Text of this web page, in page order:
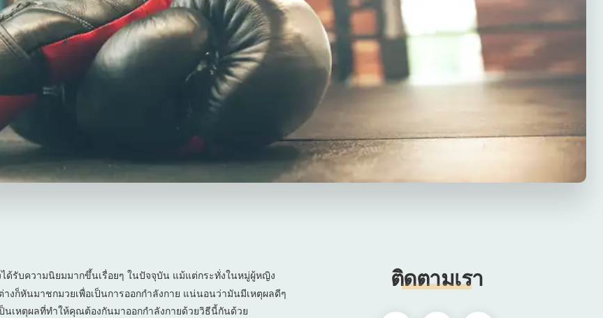
ด้รับความนิยมมากขึ้นเรื่อยๆ ในปัจจุบัน แม้แต่กระทั่งในหมู่ผู้หญิง
งก็หันมาชกมวยเพื่อเป็นการออกกำลังกาย แน่นอนว่ามันมีเหตุผลดีๆ
เหตุผลที่ทำให้คุณต้องกันมาออกกำลังกายด้วยวิธีนี้กันด้วย
ติดตามเรา